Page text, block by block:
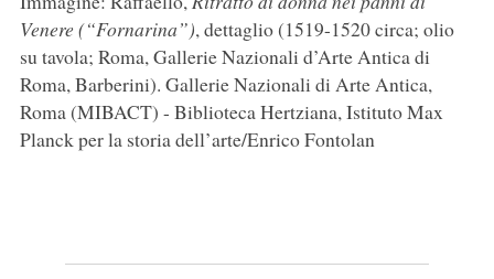
Venere (“Fornarina”), dettaglio (1519-1520 circa; olio
su tavola; Roma, Gallerie Nazionali d’Arte Antica di
Roma, Barberini). Gallerie Nazionali di Arte Antica,
Roma (MIBACT) - Biblioteca Hertziana, Istituto Max
Planck per la storia dell’arte/Enrico Fontolan